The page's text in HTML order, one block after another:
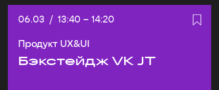
Дата:
06.03 / Начало:
13:40 – Конец:
14:20
Продукт UX&UI
Бэкстейдж VK JT